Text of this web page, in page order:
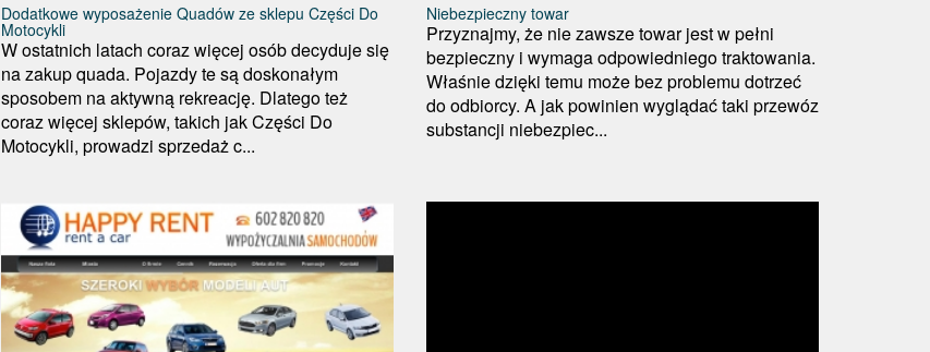
Dodatkowe wyposażenie Quadów ze sklepu Części Do
Motocykli
W ostatnich latach coraz więcej osób decyduje się
na zakup quada. Pojazdy te są doskonałym
sposobem na aktywną rekreację. Dlatego też
coraz więcej sklepów, takich jak Części Do
Motocykli, prowadzi sprzedaż c...
Niebezpieczny towar
Przyznajmy, że nie zawsze towar jest w pełni
bezpieczny i wymaga odpowiedniego traktowania.
Właśnie dzięki temu może bez problemu dotrzeć
do odbiorcy. A jak powinien wyglądać taki przewóz
substancji niebezpiec...